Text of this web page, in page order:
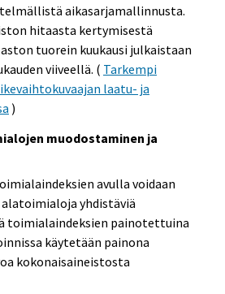
aikasarjamallinnusta.
hitaasta kertymisestä
tuorein kuukausi julkaistaan
viiveellä. ( Tarkempi
laatu- ja
)
muodostaminen ja
avulla voidaan
yhdistäviä
toimialaindeksien painotettuina
käytetään painona
kokonaisaineistosta